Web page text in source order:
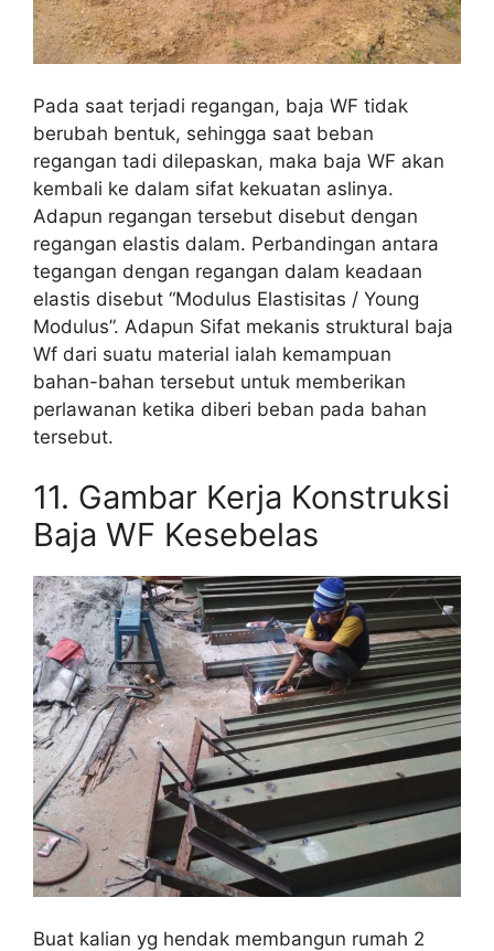
Pada saat terjadi regangan, baja WF tidak
berubah bentuk, sehingga saat beban
regangan tadi dilepaskan, maka baja WF akan
kembali ke dalam sifat kekuatan aslinya.
Adapun regangan tersebut disebut dengan
regangan elastis dalam. Perbandingan antara
tegangan dengan regangan dalam keadaan
elastis disebut “Modulus Elastisitas / Young
Modulus”. Adapun Sifat mekanis struktural baja
Wf dari suatu material ialah kemampuan
bahan-bahan tersebut untuk memberikan
perlawanan ketika diberi beban pada bahan
tersebut.
11. Gambar Kerja Konstruksi
Baja WF Kesebelas
Buat kalian yg hendak membangun rumah 2